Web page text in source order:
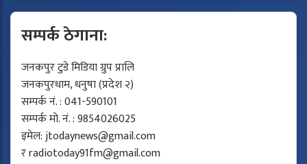
सम्पर्क ठेगाना:
जनकपुर टुडे मिडिया ग्रुप प्रालि
जनकपुरधाम, धनुषा (प्रदेश २)
सम्पर्क नं. : 041-590101
सम्पर्क मो. नं. : 9854026025
इमेल:jtodaynews@gmail.com
रradiotoday91fm@gmail.com